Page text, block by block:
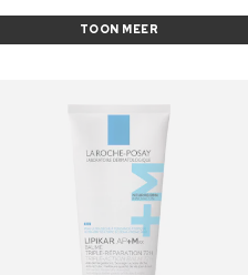
TOON MEER